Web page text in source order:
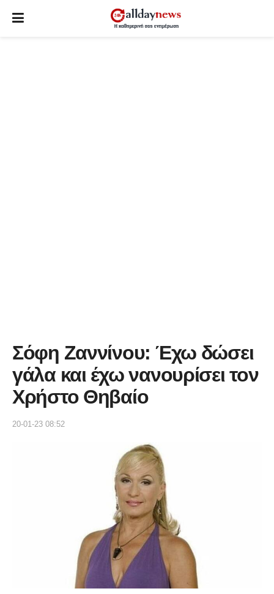
Σόφη Ζαννίνου: Έχω δώσει
γάλα και έχω νανουρίσει τον
Χρήστο Θηβαίο
20-01-23 08:52